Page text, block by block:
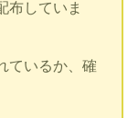
布していま
ているか、確